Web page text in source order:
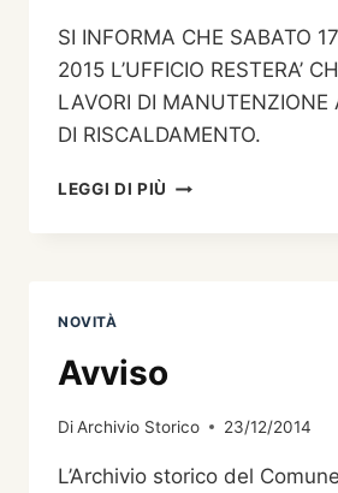
SI INFORMA CHE SABATO
2015 L’UFFICIO RESTERA’
LAVORI DI MANUTENZIONE
DI RISCALDAMENTO.
LEGGI DI PIÙ SABATO
NOVITÀ
Avviso
DiArchivio Storico 23/12/2014
L’Archivio storico del